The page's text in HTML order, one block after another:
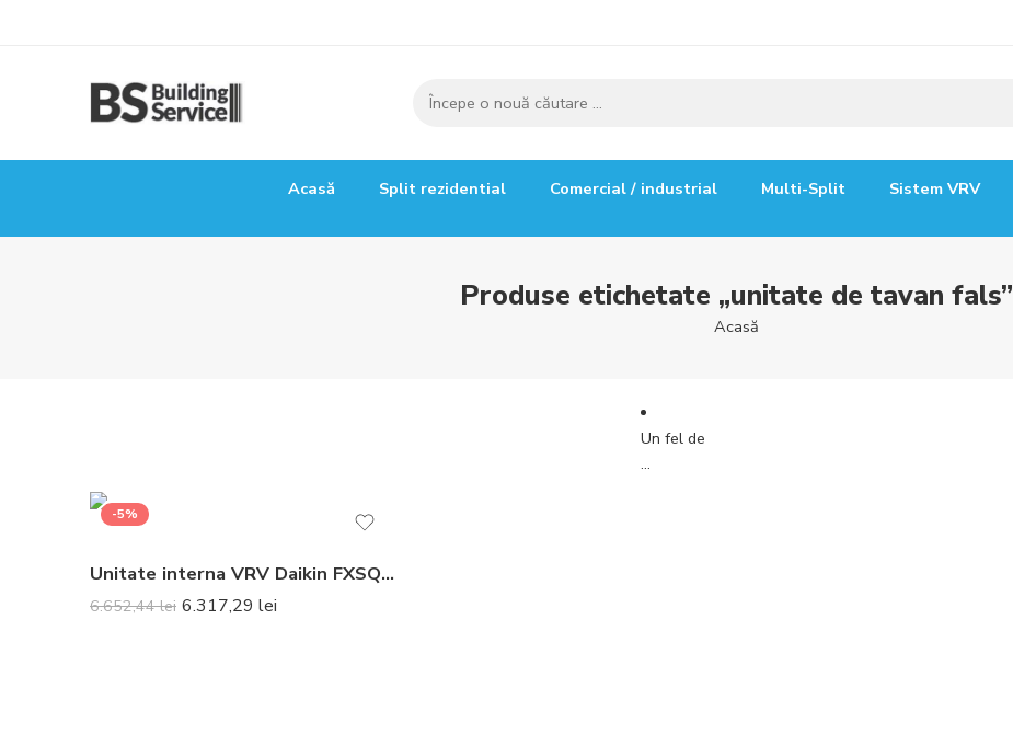
Acasă Split rezidential Comercial / industrial Multi-Split Sistem VRV
Produse etichetate „unitate de tavan fals”
Acasă
Un fel de
...
-5%
Unitate interna VRV Daikin FXSQ25A duct 2.8 kW – Nu include telecomanda
6.652,44lei 6.317,29 lei